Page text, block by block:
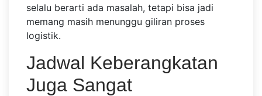
selalu berarti ada masalah, tetapi bisa jadi
memang masih menunggu giliran proses
logistik.
Jadwal Keberangkatan
Juga Sangat